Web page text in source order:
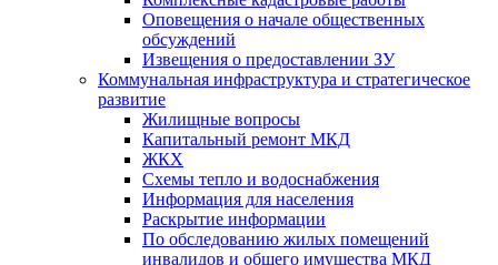
Оповещения о начале общественных
обсуждений
Извещения о предоставлении ЗУ
Коммунальная инфраструктура и стратегическое
развитие
Жилищные вопросы
Капитальный ремонт МКД
ЖКХ
Схемы тепло и водоснабжения
Информация для населения
Раскрытие информации
По обследованию жилых помещений
инвалидов и общего имущества МКД